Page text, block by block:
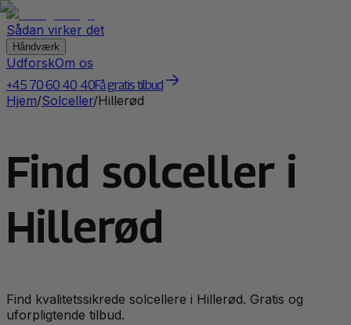
Sådan virker det
Håndværk
UdforskOm os
+45 70 60 40 40Få gratis tilbud
Hjem/Solceller/Hillerød
Find solceller i
Hillerød
Find kvalitetssikrede solcellere i Hillerød. Gratis og
uforpligtende tilbud.